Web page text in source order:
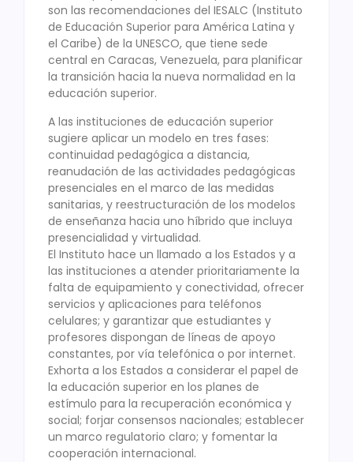
son las recomendaciones del IESALC (Instituto
de Educación Superior para América Latina y
el Caribe) de la UNESCO, que tiene sede
central en Caracas, Venezuela, para planificar
la transición hacia la nueva normalidad en la
educación superior.
A las instituciones de educación superior
sugiere aplicar un modelo en tres fases:
continuidad pedagógica a distancia,
reanudación de las actividades pedagógicas
presenciales en el marco de las medidas
sanitarias, y reestructuración de los modelos
de enseñanza hacia uno híbrido que incluya
presencialidad y virtualidad.
El Instituto hace un llamado a los Estados y a
las instituciones a atender prioritariamente la
falta de equipamiento y conectividad, ofrecer
servicios y aplicaciones para teléfonos
celulares; y garantizar que estudiantes y
profesores dispongan de líneas de apoyo
constantes, por vía telefónica o por internet.
Exhorta a los Estados a considerar el papel de
la educación superior en los planes de
estímulo para la recuperación económica y
social; forjar consensos nacionales; establecer
un marco regulatorio claro; y fomentar la
cooperación internacional.